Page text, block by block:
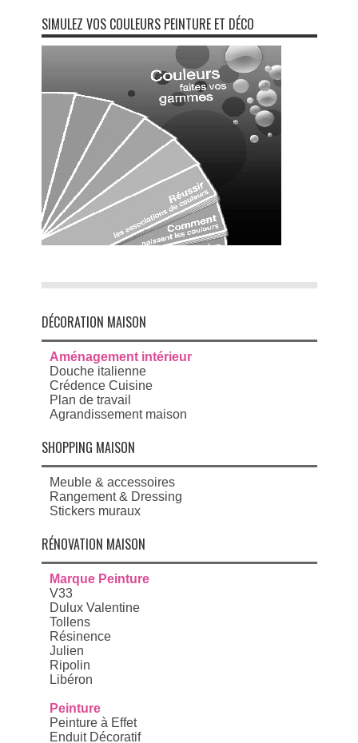
SIMULEZ VOS COULEURS PEINTURE ET DÉCO
DÉCORATION MAISON
Aménagement intérieur
Douche italienne
Crédence Cuisine
Plan de travail
Agrandissement maison
SHOPPING MAISON
Meuble & accessoires
Rangement & Dressing
Stickers muraux
RÉNOVATION MAISON
Marque Peinture
V33
Dulux Valentine
Tollens
Résinence
Julien
Ripolin
Libéron
Peinture
Peinture à Effet
Enduit Décoratif